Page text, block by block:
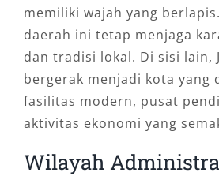
memiliki wajah yang
daerah ini tetap menjaga
dan tradisi lokal. Di sisi lain,
bergerak menjadi kota yang
fasilitas modern, pusat
aktivitas ekonomi yang
Wilayah